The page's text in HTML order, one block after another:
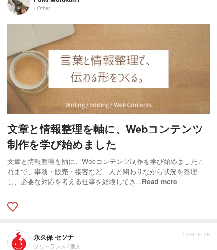
/ Other
文章と情報整理を軸に、Webコンテンツ
制作を学び始めました
文章と情報整理を軸に、Webコンテンツ制作を学び始めましたこ
れまで、事務・販売・接客など、人と関わりながら状況を整理
し、必要な対応を考える仕事を経験してき...Read more
永久保 セツナ
フリーランス / 個人
2026-05-26